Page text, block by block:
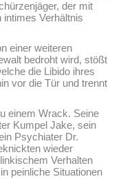
der mit
intimes Verhältnis
einer weiteren
bedroht wird, stößt
die Libido ihres
vor die Tür und trennt
einem Wrack. Seine
Kumpel Jake, sein
Psychiater Dr.
wieder
Verhalten
peinliche Situationen